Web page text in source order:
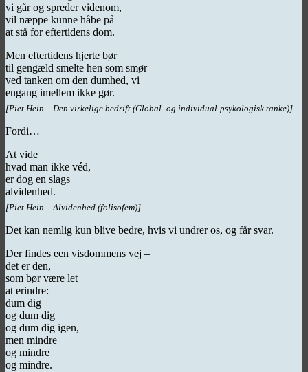
vi går og spreder videnom,
vil næppe kunne håbe på
at stå for eftertidens dom.
Men eftertidens hjerte bør
til gengæld smelte hen som smør
ved tanken om den dumhed, vi
engang imellem ikke gør.
[Piet Hein – Den virkelige bedrift (Global- og individual-psykologisk tanke)]
Fordi…
At vide
hvad man ikke véd,
er dog en slags
alvidenhed.
[Piet Hein – Alvidenhed (folisofem)]
Det kan nemlig kun blive bedre, hvis vi undrer os, og får svar.
Der findes een visdommens vej –
det er den,
som bør være let
at erindre:
dum dig
og dum dig
og dum dig igen,
men mindre
og mindre
og mindre.